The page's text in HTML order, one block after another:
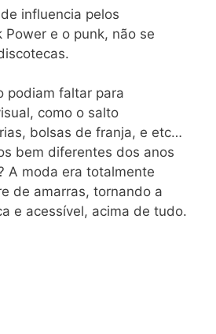
influencia pelos
Power e o punk, não se
podiam faltar para
como o salto
bolsas de franja, e etc…
bem diferentes dos anos
A moda era totalmente
de amarras, tornando a
e acessível, acima de tudo.